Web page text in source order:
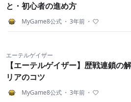
と・初心者の進め方
MyGame8公式 ・ 3年前 ・
エーテルゲイザー
【エーテルゲイザー】歴戦連鎖の
リアのコツ
MyGame8公式 ・ 3年前 ・